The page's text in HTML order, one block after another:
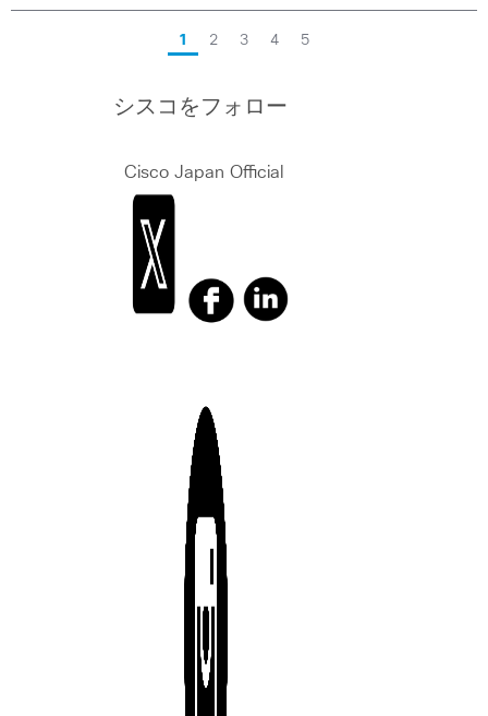
1 2 3 4 5
シスコをフォロー
Cisco Japan Official